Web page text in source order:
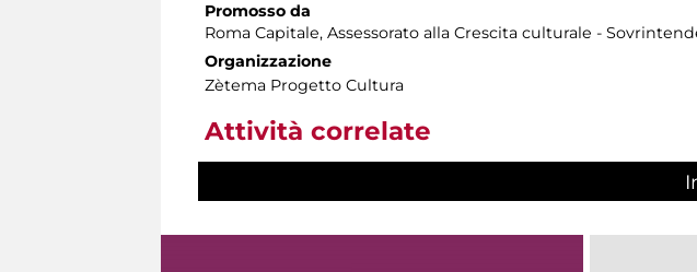
Promosso da
Roma Capitale, Assessorato alla Crescita culturale -
Organizzazione
Zètema Progetto Cultura
Attività correlate